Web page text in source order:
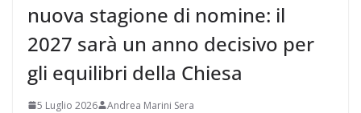
nuova stagione di nomine: il
2027 sarà un anno decisivo per
gli equilibri della Chiesa
5 Luglio 2026 Andrea Marini Sera